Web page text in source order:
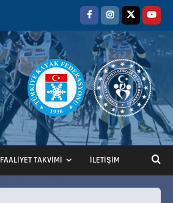
FAALİYET TAKVİMİ İLETİŞİM
ANALİG TEKERLEKLİ KAYAK